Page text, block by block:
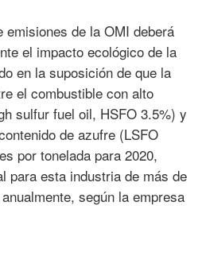
de la OMI deberá
el impacto ecológico de la
en la suposición de que la
el combustible con alto
sulfur fuel oil, HSFO 3.5%) y
de azufre (LSFO
por tonelada para 2020,
para esta industria de más de
según la empresa